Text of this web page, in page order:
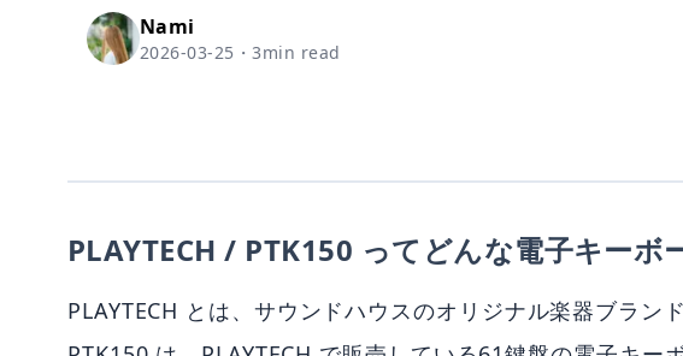
Nami
2026-03-25 ・3min read
PLAYTECH / PTK150 ってどんな電子キーボ
PLAYTECH とは、サウンドハウスのオリジナル楽器ブランド